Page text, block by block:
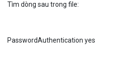
cập server thông qua giao thức SSH.
Dùng lệnh sau để mở file cấu hình của dịch